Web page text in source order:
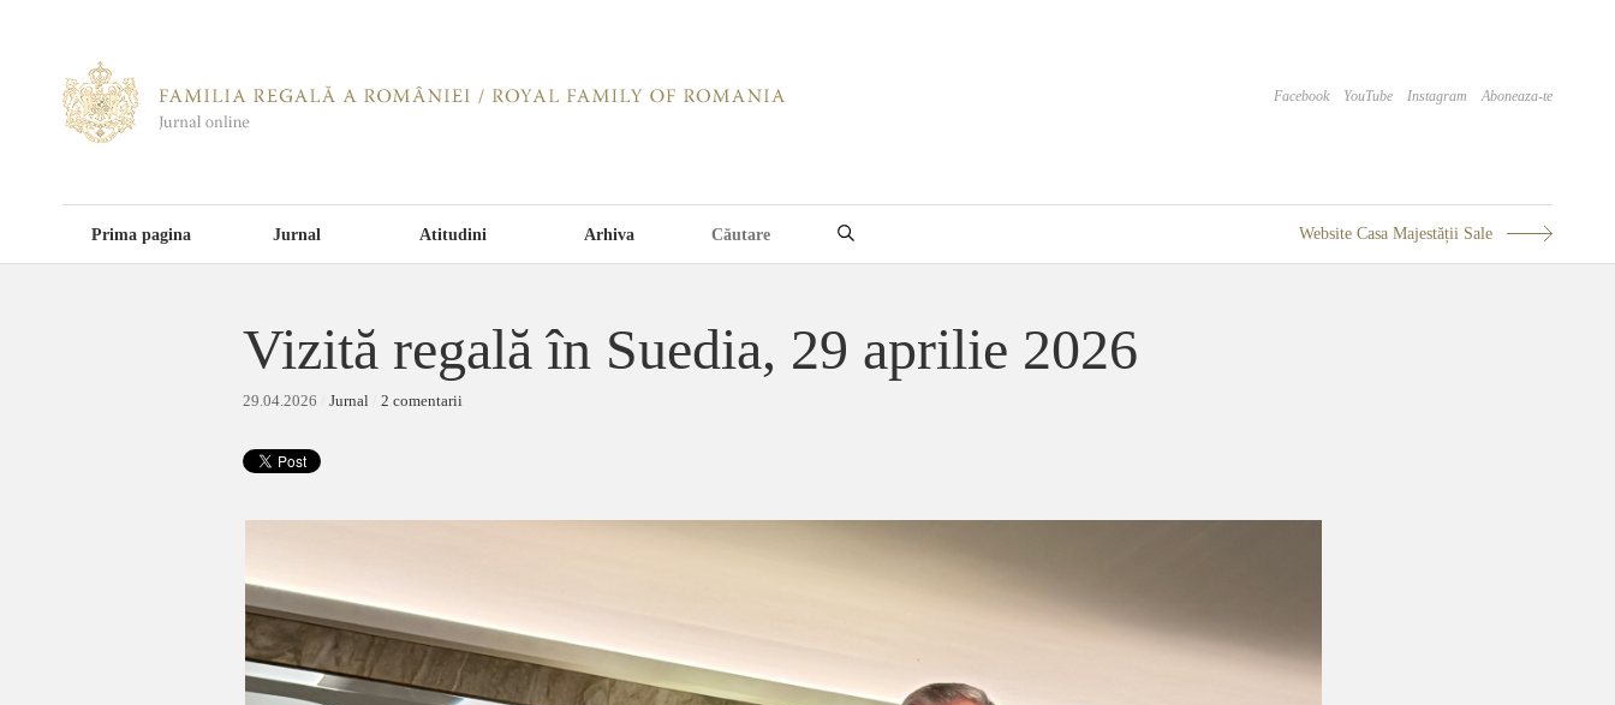
Facebook YouTube Instagram Aboneaza-te
Prima pagina Jurnal Atitudini Arhiva Website Casa Majestății Sale
Vizită regală în Suedia, 29 aprilie 2026
29.04.2026 Jurnal 2 comentarii